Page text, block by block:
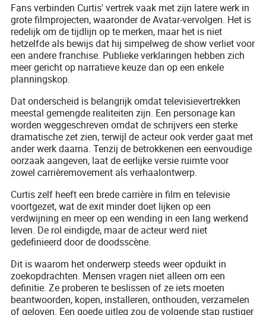
Fans verbinden Curtis' vertrek vaak met zijn latere werk in
grote filmprojecten, waaronder de Avatar-vervolgen. Het is
redelijk om de tijdlijn op te merken, maar het is niet
hetzelfde als bewijs dat hij simpelweg de show verliet voor
een andere franchise. Publieke verklaringen hebben zich
meer gericht op narratieve keuze dan op een enkele
planningskop.
Dat onderscheid is belangrijk omdat televisievertrekken
meestal gemengde realiteiten zijn. Een personage kan
worden weggeschreven omdat de schrijvers een sterke
dramatische zet zien, terwijl de acteur ook verder gaat met
ander werk daarna. Tenzij de betrokkenen een eenvoudige
oorzaak aangeven, laat de eerlijke versie ruimte voor
zowel carrièremovement als verhaalontwerp.
Curtis zelf heeft een brede carrière in film en televisie
voortgezet, wat de exit minder doet lijken op een
verdwijning en meer op een wending in een lang werkend
leven. De rol eindigde, maar de acteur werd niet
gedefinieerd door de doodsscène.
Dit is waarom het onderwerp steeds weer opduikt in
zoekopdrachten. Mensen vragen niet alleen om een
definitie. Ze proberen te beslissen of ze iets moeten
beantwoorden, kopen, installeren, onthouden, verzamelen
of geloven. Een goede uitleg zou de volgende stap rustiger